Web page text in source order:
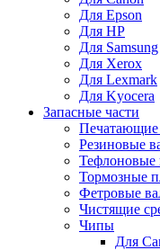
Для Epson
Для HP
Для Samsung
Для Xerox
Для Lexmark
Для Kyocera
Запасные части
Печатающие
Резиновые
Тефлоновые
Тормозные
Фетровые
Чистящие
Чипы
Для